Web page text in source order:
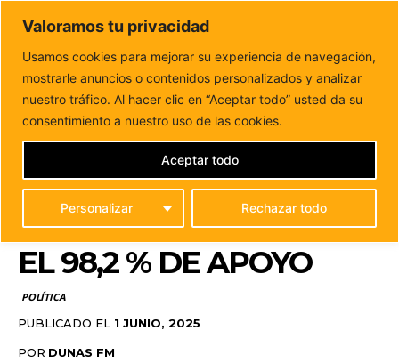
Valoramos tu privacidad
Usamos cookies para mejorar su experiencia de navegación,
mostrarle anuncios o contenidos personalizados y analizar
nuestro tráfico. Al hacer clic en “Aceptar todo” usted da su
consentimiento a nuestro uso de las cookies.
Personalizar Rechazar todo
Aceptar todo
DUNAS FM
Tu informacion de forma cercana
Inicio POLÍTICA
Jessica de León, nueva presidenta del
PP de Fuerteventura con el 98,2...
JESSICA DE LEÓN,
NUEVA PRESIDENTA
DEL PP DE
FUERTEVENTURA CON
EL 98,2 % DE APOYO
POLÍTICA
PUBLICADO EL 1 JUNIO, 2025
POR DUNAS FM